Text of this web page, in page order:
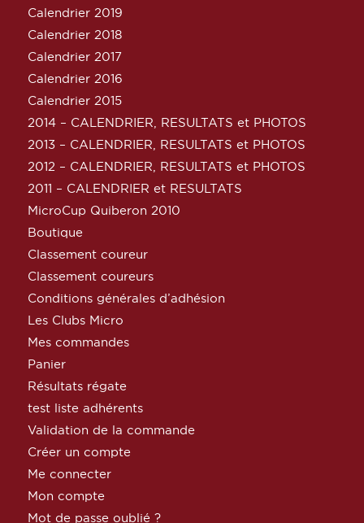
Calendrier 2019
Calendrier 2018
Calendrier 2017
Calendrier 2016
Calendrier 2015
2014 – CALENDRIER, RESULTATS et PHOTOS
2013 – CALENDRIER, RESULTATS et PHOTOS
2012 – CALENDRIER, RESULTATS et PHOTOS
2011 – CALENDRIER et RESULTATS
MicroCup Quiberon 2010
Boutique
Classement coureur
Classement coureurs
Conditions générales d’adhésion
Les Clubs Micro
Mes commandes
Panier
Résultats régate
test liste adhérents
Validation de la commande
Créer un compte
Me connecter
Mon compte
Mot de passe oublié ?